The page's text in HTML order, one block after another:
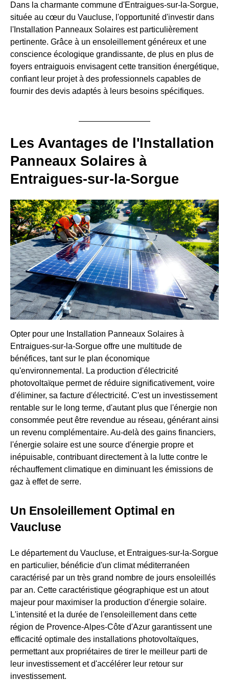
Dans la charmante commune d'Entraigues-sur-la-Sorgue,
située au cœur du Vaucluse, l'opportunité d'investir dans
l'Installation Panneaux Solaires est particulièrement
pertinente. Grâce à un ensoleillement généreux et une
conscience écologique grandissante, de plus en plus de
foyers entraiguois envisagent cette transition énergétique,
confiant leur projet à des professionnels capables de
fournir des devis adaptés à leurs besoins spécifiques.
Les Avantages de l'Installation
Panneaux Solaires à
Entraigues-sur-la-Sorgue
Opter pour une Installation Panneaux Solaires à
Entraigues-sur-la-Sorgue offre une multitude de
bénéfices, tant sur le plan économique
qu'environnemental. La production d'électricité
photovoltaïque permet de réduire significativement, voire
d'éliminer, sa facture d'électricité. C'est un investissement
rentable sur le long terme, d'autant plus que l'énergie non
consommée peut être revendue au réseau, générant ainsi
un revenu complémentaire. Au-delà des gains financiers,
l'énergie solaire est une source d'énergie propre et
inépuisable, contribuant directement à la lutte contre le
réchauffement climatique en diminuant les émissions de
gaz à effet de serre.
Un Ensoleillement Optimal en
Vaucluse
Le département du Vaucluse, et Entraigues-sur-la-Sorgue
en particulier, bénéficie d'un climat méditerranéen
caractérisé par un très grand nombre de jours ensoleillés
par an. Cette caractéristique géographique est un atout
majeur pour maximiser la production d'énergie solaire.
L'intensité et la durée de l'ensoleillement dans cette
région de Provence-Alpes-Côte d'Azur garantissent une
efficacité optimale des installations photovoltaïques,
permettant aux propriétaires de tirer le meilleur parti de
leur investissement et d'accélérer leur retour sur
investissement.